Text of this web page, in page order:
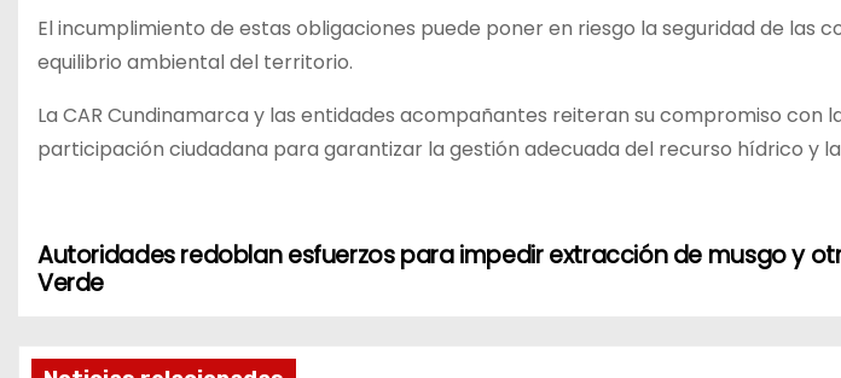
El incumplimiento de estas obligaciones puede poner en riesgo la seguridad de las
equilibrio ambiental del territorio.
La CAR Cundinamarca y las entidades acompañantes reiteran su compromiso con
participación ciudadana para garantizar la gestión adecuada del recurso hídrico y
N
v
Autoridades redoblan esfuerzos para impedir extracción de musgo y
Verde